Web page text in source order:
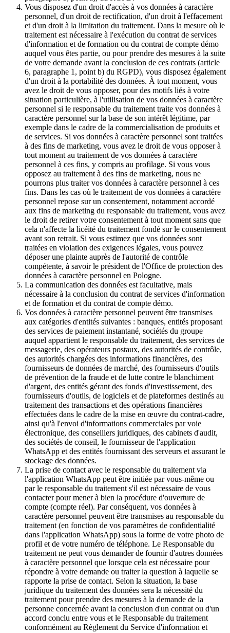
Vous disposez d'un droit d'accès à vos données à caractère
personnel, d'un droit de rectification, d'un droit à l'effacement
et d'un droit à la limitation du traitement. Dans la mesure où le
traitement est nécessaire à l'exécution du contrat de services
d'information et de formation ou du contrat de compte démo
auquel vous êtes partie, ou pour prendre des mesures à la suite
de votre demande avant la conclusion de ces contrats (article
6, paragraphe 1, point b) du RGPD), vous disposez également
d'un droit à la portabilité des données. À tout moment, vous
avez le droit de vous opposer, pour des motifs liés à votre
situation particulière, à l'utilisation de vos données à caractère
personnel si le responsable du traitement traite vos données à
caractère personnel sur la base de son intérêt légitime, par
exemple dans le cadre de la commercialisation de produits et
de services. Si vos données à caractère personnel sont traitées
à des fins de marketing, vous avez le droit de vous opposer à
tout moment au traitement de vos données à caractère
personnel à ces fins, y compris au profilage. Si vous vous
opposez au traitement à des fins de marketing, nous ne
pourrons plus traiter vos données à caractère personnel à ces
fins. Dans les cas où le traitement de vos données à caractère
personnel repose sur un consentement, notamment accordé
aux fins de marketing du responsable du traitement, vous avez
le droit de retirer votre consentement à tout moment sans que
cela n'affecte la licéité du traitement fondé sur le consentement
avant son retrait. Si vous estimez que vos données sont
traitées en violation des exigences légales, vous pouvez
déposer une plainte auprès de l'autorité de contrôle
compétente, à savoir le président de l'Office de protection des
données à caractère personnel en Pologne.
La communication des données est facultative, mais
nécessaire à la conclusion du contrat de services d'information
et de formation et du contrat de compte démo.
Vos données à caractère personnel peuvent être transmises
aux catégories d'entités suivantes : banques, entités proposant
des services de paiement instantané, sociétés du groupe
auquel appartient le responsable du traitement, des services de
messagerie, des opérateurs postaux, des autorités de contrôle,
des autorités chargées des informations financières, des
fournisseurs de données de marché, des fournisseurs d'outils
de prévention de la fraude et de lutte contre le blanchiment
d'argent, des entités gérant des fonds d'investissement, des
fournisseurs d'outils, de logiciels et de plateformes destinés au
traitement des transactions et des opérations financières
effectuées dans le cadre de la mise en œuvre du contrat-cadre,
ainsi qu'à l'envoi d'informations commerciales par voie
électronique, des conseillers juridiques, des cabinets d'audit,
des sociétés de conseil, le fournisseur de l'application
WhatsApp et des entités fournissant des serveurs et assurant le
stockage des données.
La prise de contact avec le responsable du traitement via
l'application WhatsApp peut être initiée par vous-même ou
par le responsable du traitement s'il est nécessaire de vous
contacter pour mener à bien la procédure d'ouverture de
compte (compte réel). Par conséquent, vos données à
caractère personnel peuvent être transmises au responsable du
traitement (en fonction de vos paramètres de confidentialité
dans l'application WhatsApp) sous la forme de votre photo de
profil et de votre numéro de téléphone. Le Responsable du
traitement ne peut vous demander de fournir d'autres données
à caractère personnel que lorsque cela est nécessaire pour
répondre à votre demande ou traiter la question à laquelle se
rapporte la prise de contact. Selon la situation, la base
juridique du traitement des données sera la nécessité du
traitement pour prendre des mesures à la demande de la
personne concernée avant la conclusion d'un contrat ou d'un
accord conclu entre vous et le Responsable du traitement
conformément au Règlement du Service d'information et